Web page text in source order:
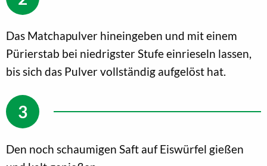
Das Matchapulver hineingeben und mit einem
Pürierstab bei niedrigster Stufe einrieseln lassen,
bis sich das Pulver vollständig aufgelöst hat.
Den noch schaumigen Saft auf Eiswürfel gießen